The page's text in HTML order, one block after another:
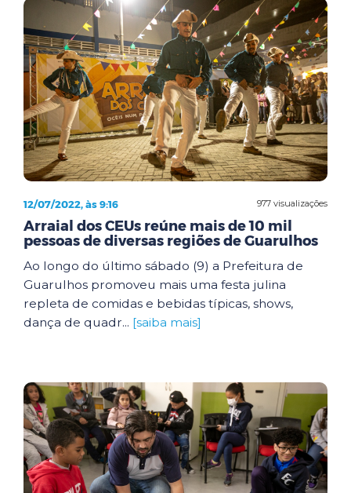
977 visualizações
12/07/2022, às 9:16
Arraial dos CEUs reúne mais de 10 mil
pessoas de diversas regiões de Guarulhos
Ao longo do último sábado (9) a Prefeitura de
Guarulhos promoveu mais uma festa julina
repleta de comidas e bebidas típicas, shows,
dança de quadr... [saiba mais]